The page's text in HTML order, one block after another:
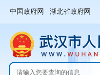
中国政府网 湖北省政府网